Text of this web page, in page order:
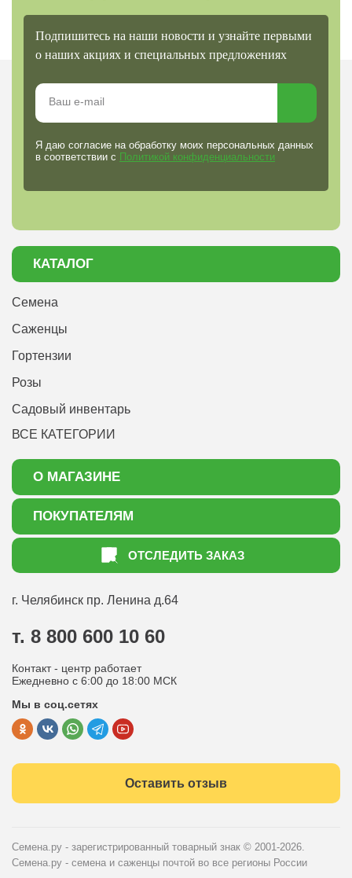
Подпишитесь на наши новости и узнайте первыми
о наших акциях и специальных предложениях
Я даю согласие на обработку моих персональных данных
в соответствии с Политикой конфиденциальности
КАТАЛОГ
Семена
Саженцы
Гортензии
Розы
Садовый инвентарь
ВСЕ КАТЕГОРИИ
О МАГАЗИНЕ
О нас
Акции
ПОКУПАТЕЛЯМ
Как оформить заказ
Статьи садоводу
Оптовым покупателям
Политика конфиденциальности
Публичная оферта
ОТСЛЕДИТЬ ЗАКАЗ
г. Челябинск пр. Ленина д.64
т. 8 800 600 10 60
Контакт - центр работает
Ежедневно с 6:00 до 18:00 МСК
Мы в соц.сетях
Оставить отзыв
Семена.ру - зарегистрированный товарный знак © 2001-2026.
Семена.ру - семена и саженцы почтой во все регионы России